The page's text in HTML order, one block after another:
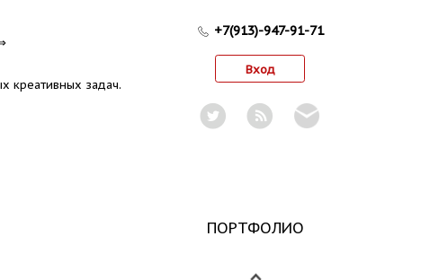
креативных задач.
+7(913)-947-91-71
Вход
ПОРТФОЛИО